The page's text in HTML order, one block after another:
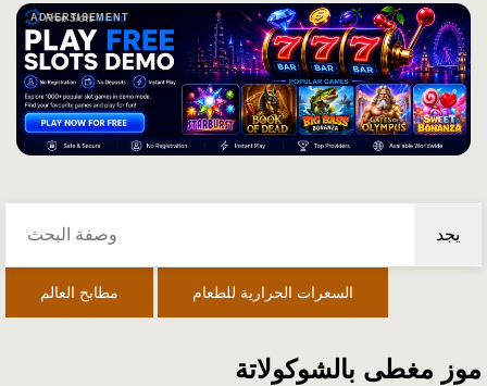
ADVERTISEMENT
يجد
مطابخ العالم السعرات الحرارية للطعام
موز مغطى بالشوكولاتة